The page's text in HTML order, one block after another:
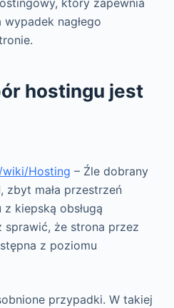
który zapewnia
nagłego
hostingu jest
Hosting – Źle dobrany
zbyt mała przestrzeń
kiepską obsługą
że strona przez
z poziomu
przypadki. W takiej